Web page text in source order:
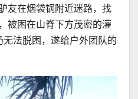
友在烟袋锅附近迷路，找
被困在山脊下方茂密的灌
法脱困，遂给户外团队的